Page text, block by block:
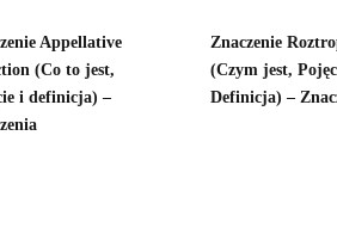
Appellative
(Co to jest,
i definicja) –
Znaczenie
(Czym jest,
Definicja) –